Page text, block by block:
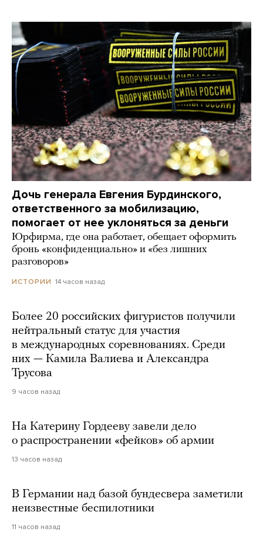
Дочь генерала Евгения Бурдинского,
ответственного за мобилизацию,
помогает от нее уклоняться за деньги
Юрфирма, где она работает, обещает оформить
бронь «конфиденциально» и «без лишних
разговоров»
ИСТОРИИ 14 часов назад
Более 20 российских фигуристов получили
нейтральный статус для участия
в международных соревнованиях. Среди
них — Камила Валиева и Александра
Трусова
9 часов назад
На Катерину Гордееву завели дело
о распространении «фейков» об армии
13 часов назад
В Германии над базой бундесвера заметили
неизвестные беспилотники
11 часов назад